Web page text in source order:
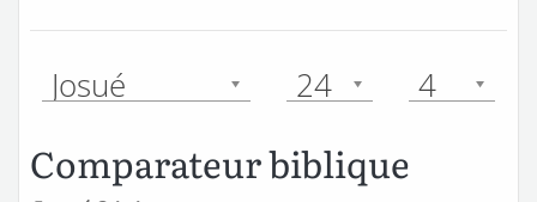
Josué 24 4
Comparateur biblique